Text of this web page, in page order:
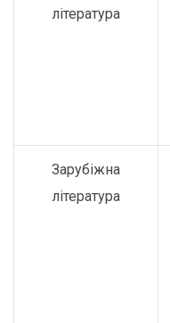
література
Зарубіжна
література